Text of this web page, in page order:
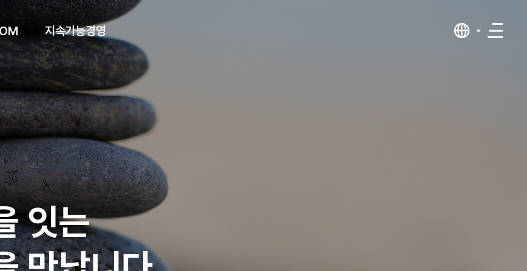
지속가능경영
잇는